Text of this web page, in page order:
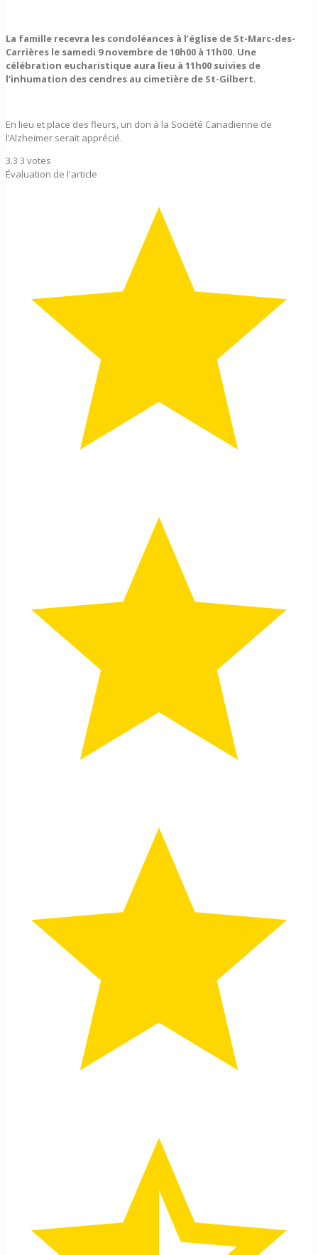
La famille recevra les condoléances à l’église de St-Marc-des-
Carrières le samedi 9 novembre de 10h00 à 11h00. Une
célébration eucharistique aura lieu à 11h00 suivies de
l’inhumation des cendres au cimetière de St-Gilbert.
En lieu et place des fleurs, un don à la Société Canadienne de
l’Alzheimer serait apprécié.
3.3 3 votes
Évaluation de l'article